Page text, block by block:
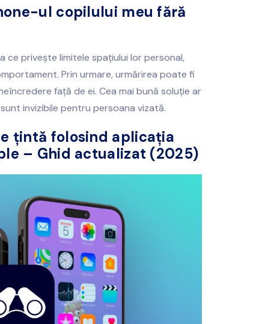
ul copilului meu fără
privește limitele spațiului lor personal,
Prin urmare, urmărirea poate fi
față de ei. Cea mai bună soluție ar
invizibile pentru persoana vizată.
țintă folosind aplicația
– Ghid actualizat (2025)